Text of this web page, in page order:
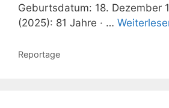
Geburtsdatum: 18. Dezember
(2025): 81 Jahre · …
Kategorien
Reportage